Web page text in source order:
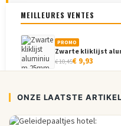
binnenshuis, wat binnen
veroorzaakt.
Eerste criterium: de
blootstelling. IP54 is het
blootstelling
uit alle richtingen). IP55
worden blootgesteld aan
ONZE LAATSTE
MEILLEURES VENTES
PROMO
Zwarte kliklijst
€ 10,45€ 9,93
Aluminium